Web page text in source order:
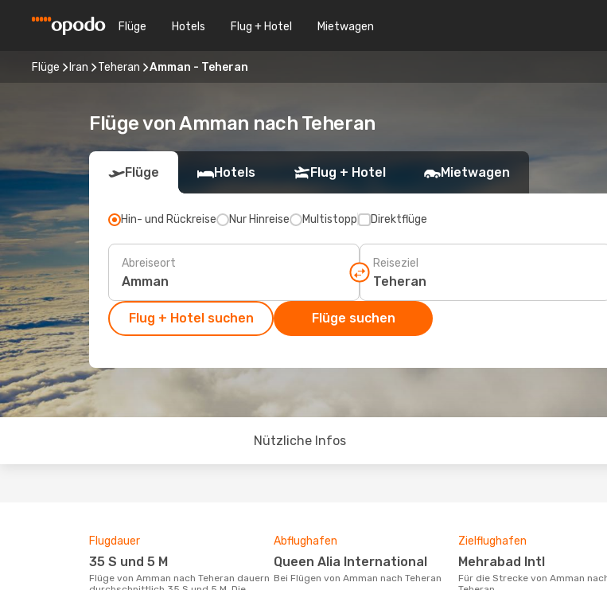
Flüge Hotels Flug + Hotel Mietwagen
Flüge Iran Teheran Amman - Teheran
Flüge von Amman nach Teheran
Flüge Hotels Flug + Hotel Mietwagen
Hin- und Rückreise Nur Hinreise Multistopp Direktflüge
Abreiseort Reiseziel
Flug + Hotel suchen Flüge suchen
Nützliche Infos
Flugdauer
35 S und 5 M
Flüge von Amman nach Teheran dauern
Abflughafen
Queen Alia International
Bei Flügen von Amman nach Teheran
Zielflughafen
Mehrabad Intl
Für die Strecke von Amman nach